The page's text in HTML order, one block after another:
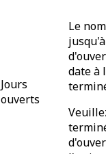
Jours
ouverts
Le
date à